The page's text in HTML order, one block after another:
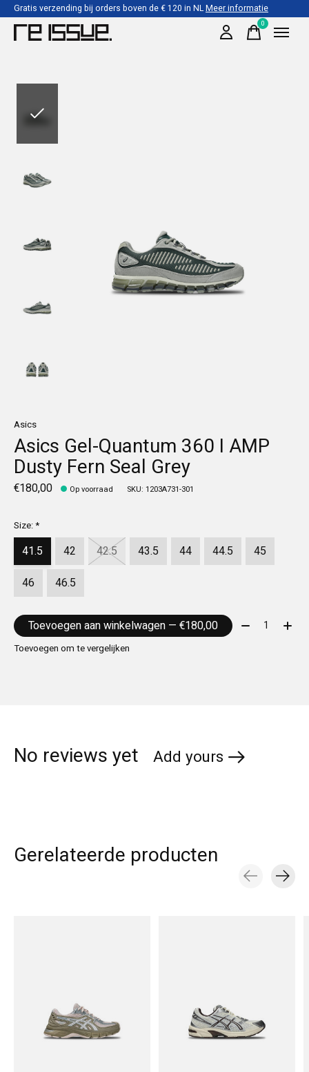
Gratis verzending bij orders boven de € 120 in NLMeer informatie
0items
Asics
Asics Gel-Quantum 360 I AMP
Dusty Fern Seal Grey
€180,00 Op voorraad SKU: 1203A731-301
Size:*
41.5 42 42.5 43.5 44 44.5
45
46
46.5
Toevoegen aan winkelwagen — €180,00 Aantal:
Toevoegen om te vergelijken
No reviews yet Add yours
Gerelateerde producten